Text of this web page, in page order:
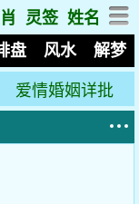
灵签 姓名
盘 风水 解梦
爱情婚姻详批